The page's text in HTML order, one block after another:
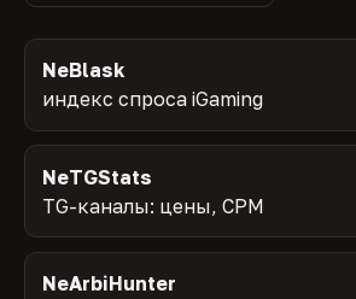
NeBlask
индекс спроса iGaming
NeTGStats
TG-каналы: цены, CPM
NeArbiHunter